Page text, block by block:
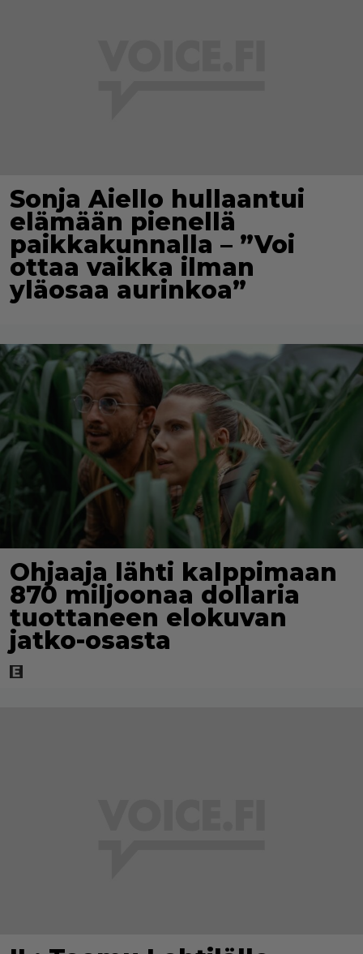
Sonja Aiello hullaantui
elämään pienellä
paikkakunnalla – ”Voi
ottaa vaikka ilman
yläosaa aurinkoa”
Ohjaaja lähti kalppimaan
870 miljoonaa dollaria
tuottaneen elokuvan
jatko-osasta